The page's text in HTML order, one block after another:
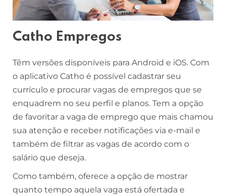
Catho Empregos
Têm versões disponíveis para Android e iOS. Com
o aplicativo Catho é possível cadastrar seu
currículo e procurar vagas de empregos que se
enquadrem no seu perfil e planos. Tem a opção
de favoritar a vaga de emprego que mais chamou
sua atenção e receber notificações via e-mail e
também de filtrar as vagas de acordo com o
salário que deseja.
Como também, oferece a opção de mostrar
quanto tempo aquela vaga está ofertada e